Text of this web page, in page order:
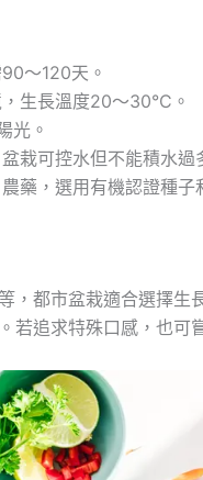
～120天。
生長溫度20～30°C。
光。
栽可控水但不能積水過
藥，選用有機認證種子
，都市盆栽適合選擇生
若追求特殊口感，也可